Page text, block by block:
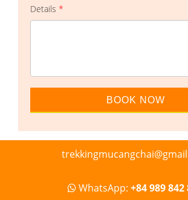
Details *
WhatsApp: +84 989 842